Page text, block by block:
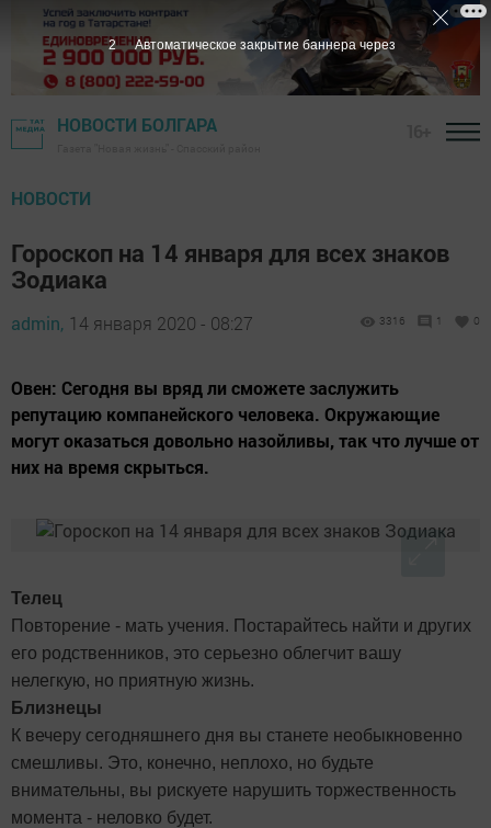
НОВОСТИ БОЛГАРА
НОВОСТИ
Гороскоп на 14 января для всех знаков
Зодиака
admin, 14 января 2020 - 08:27 3316 1 0
Овен: Сегодня вы вряд ли сможете заслужить
репутацию компанейского человека. Окружающие
могут оказаться довольно назойливы, так что лучше от
них на время скрыться.
Телец
Повторение - мать учения. Постарайтесь найти и других
его родственников, это серьезно облегчит вашу
нелегкую, но приятную жизнь.
Близнецы
К вечеру сегодняшнего дня вы станете необыкновенно
смешливы. Это, конечно, неплохо, но будьте
внимательны, вы рискуете нарушить торжественность
момента - неловко будет.
1 Автоматическое закрытие баннера через